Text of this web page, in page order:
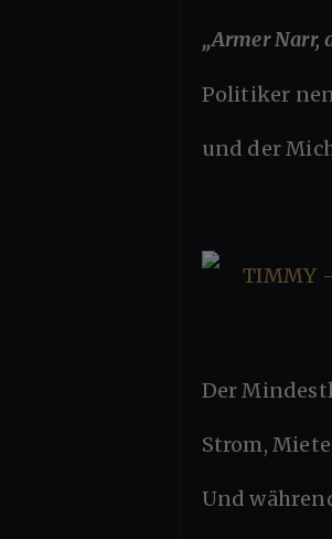
„Armer
Politiker
und der
Der
Strom,
Und